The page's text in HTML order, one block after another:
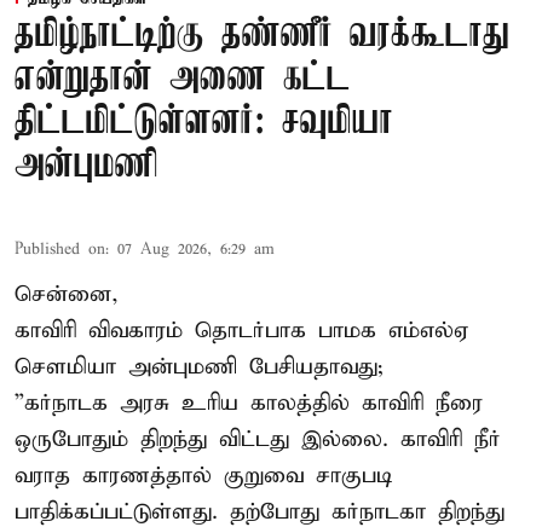
தமிழ்நாட்டிற்கு தண்ணீர் வரக்கூடாது
என்றுதான் அணை கட்ட
திட்டமிட்டுள்ளனர்: சவுமியா
அன்புமணி
Published on: 07 Aug 2026, 6:29 am
சென்னை,
காவிரி விவகாரம் தொடர்பாக பாமக எம்எல்ஏ
சௌமியா அன்புமணி பேசியதாவது;
”கர்நாடக அரசு உரிய காலத்தில் காவிரி நீரை
ஒருபோதும் திறந்து விட்டது இல்லை. காவிரி நீர்
வராத காரணத்தால் குறுவை சாகுபடி
பாதிக்கப்பட்டுள்ளது. தற்போது கர்நாடகா திறந்து